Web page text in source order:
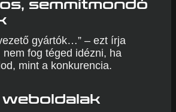
semmitmondó
gyártók…” – ezt írja
nem fog téged idézni, ha
mint a konkurencia.
weboldalak